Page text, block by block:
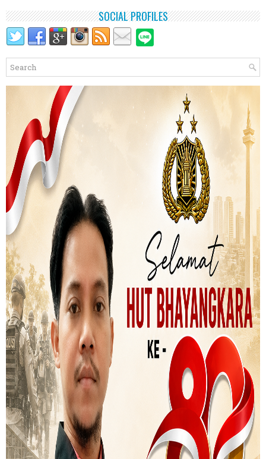
SOCIAL PROFILES